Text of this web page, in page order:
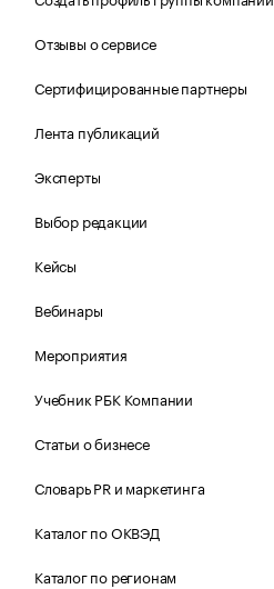
Отзывы о сервисе
Сертифицированные партнеры
Лента публикаций
Эксперты
Выбор редакции
Кейсы
Вебинары
Мероприятия
Учебник РБК Компании
Статьи о бизнесе
Словарь PR и маркетинга
Каталог по ОКВЭД
Каталог по регионам